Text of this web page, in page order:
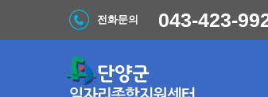
전화문의 043-423-